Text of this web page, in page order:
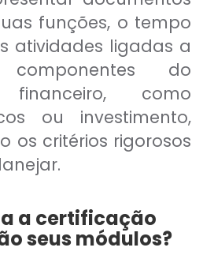
funções, o tempo
atividades ligadas a
do
financeiro, como
ou investimento,
os critérios rigorosos
a certificação
seus módulos?